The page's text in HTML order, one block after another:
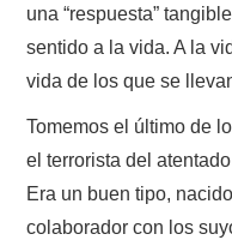
una “respuesta”
sentido a la vida. A la
vida de los que se
Tomemos el último de
el terrorista del
Era un buen tipo,
colaborador con los